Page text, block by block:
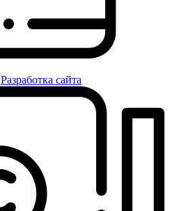
Разработка сайта